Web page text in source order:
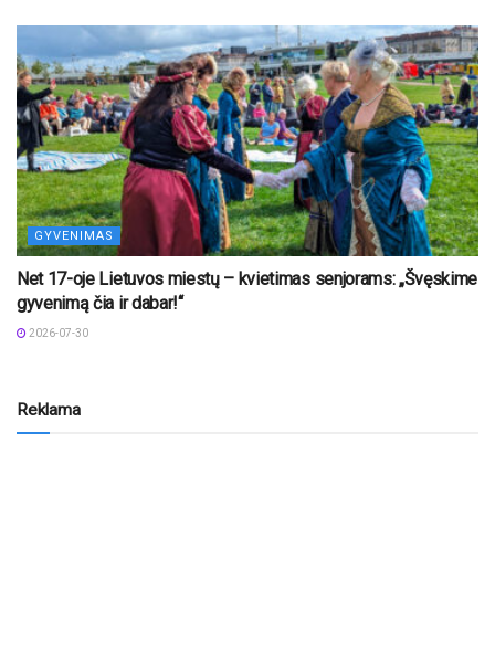
GYVENIMAS
Net 17-oje Lietuvos miestų – kvietimas senjorams: „Švęskime
gyvenimą čia ir dabar!“
2026-07-30
Reklama